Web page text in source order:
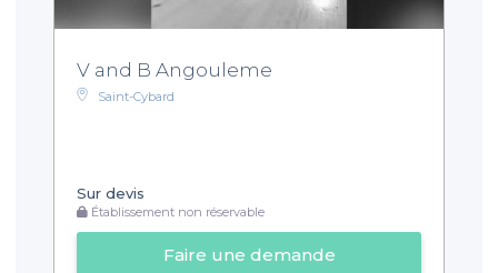
V and B Angouleme
Saint-Cybard
Sur devis
Établissement non réservable
Faire une demande